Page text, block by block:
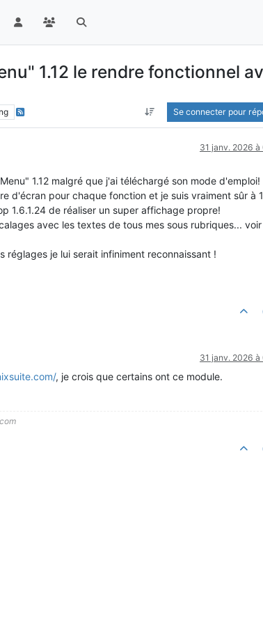
1.12 le rendre fonctionnel
Se connecter pour
31 janv. 2026 à
1.12 malgré que j'ai téléchargé son mode d'emploi!
d'écran pour chaque fonction et je suis vraiment sûr à
1.6.1.24 de réaliser un super affichage propre!
avec les textes de tous mes sous rubriques... voir
réglages je lui serait infiniment reconnaissant !
31 janv. 2026 à
, je crois que certains ont ce module.